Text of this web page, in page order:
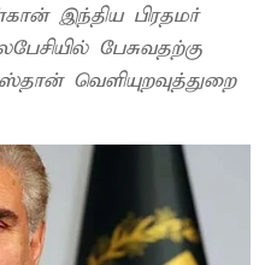
இந்திய பிரதமர்
பேசுவதற்கு
வெளியுறவுத்துறை